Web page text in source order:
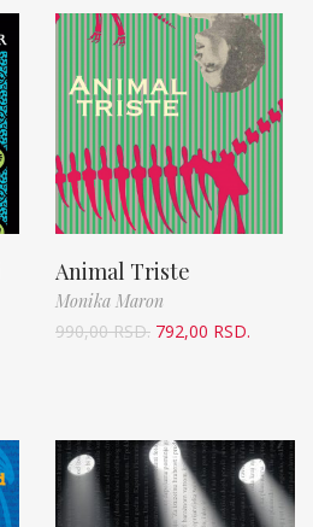
Animal Triste
Monika Maron
990,00RSD. 792,00 RSD.